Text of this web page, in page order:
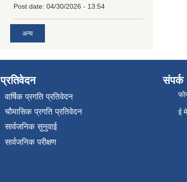
Post date: 04/30/2026 - 13:54
अन्य
प्रतिवेदन
वार्षिक प्रगति प्रतिवेदन
चौमासिक प्रगति प्रतिवेदन
सार्वजनिक सुनुवाई
सार्वजनिक परीक्षण
संपर्क
फोन
ई